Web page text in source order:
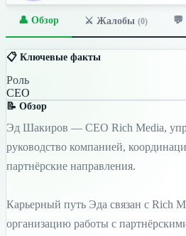
👤 Обзор ⚔️ Жалобы (0)
📋 Ключевые факты
Роль
CEO
📝 Обзор
Эд Шакиров — CEO Rich Media,
руководство компанией,
партнёрские направления.
Карьерный путь Эда связан с Rich
организацию работы с